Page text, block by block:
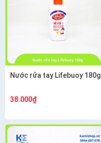
Nước rửa tay Lifebuoy 180g
38.000₫